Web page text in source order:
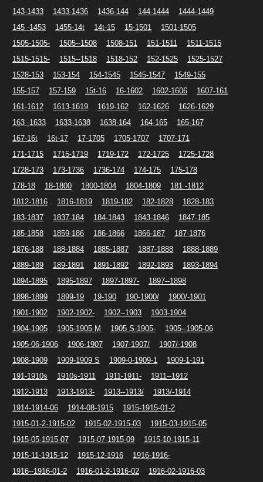
143-1433
1433-1436 1436-144 144-1444
1444-1449
145 -1453
1455-14t 14t-15 15-1501
1501-1505
1505-1505-
1505--1508 1508-151 151-1511
1511-1515
1515-1515-
1515--1518 1518-152 152-1525
1525-1527
1528-153
153-154 154-1545 1545-1547
1549-155
155-157
157-159 15t-16 16-1602 1602-1606
1607-161
161-1612
1613-1619 1619-162 162-1626
1626-1629
163 -1633
1633-1638 1638-164 164-165
165-167
167-16t
16t-17 17-1705 1705-1707
1707-171
171-1715
1715-1719 1719-172 172-1725
1725-1728
1728-173
173-1736 1736-174 174-175
175-178
178-18
18-1800 1800-1804 1804-1809
181 -1812
1812-1816
1816-1819 1819-182 182-1828
1828-183
183-1837
1837-184 184-1843 1843-1846
1847-185
185-1858
1859-186 186-1866 1866-187
187-1876
1876-188
188-1884 1885-1887 1887-1888
1888-1889
1889-189
189-1891 1891-1892 1892-1893
1893-1894
1894-1895
1895-1897 1897-1897-
1897--1898
1898-1899
1899-19 19-190 190-1900/
1900/-1901
1901-1902
1902-1902- 1902--1903
1903-1904
1904-1905
1905-1905 M 1905 S-1905-
1905--1905-06
1905-06-1906
1906-1907 1907-1907/
1907/-1908
1908-1909
1909-1909 S 1909-0-1909-1
1909-1-191
191-1910s
1910s-1911 1911-1911-
1911--1912
1912-1913
1913-1913- 1913--1913/
1913/-1914
1914-1914-06
1914-08-1915
1915-1915-01-2
1915-01-2-1915-02
1915-02-1915-03
1915-03-1915-05
1915-05-1915-07
1915-07-1915-09
1915-10-1915-11
1915-11-1915-12
1915-12-1916
1916-1916-
1916--1916-01-2
1916-01-2-1916-02
1916-02-1916-03